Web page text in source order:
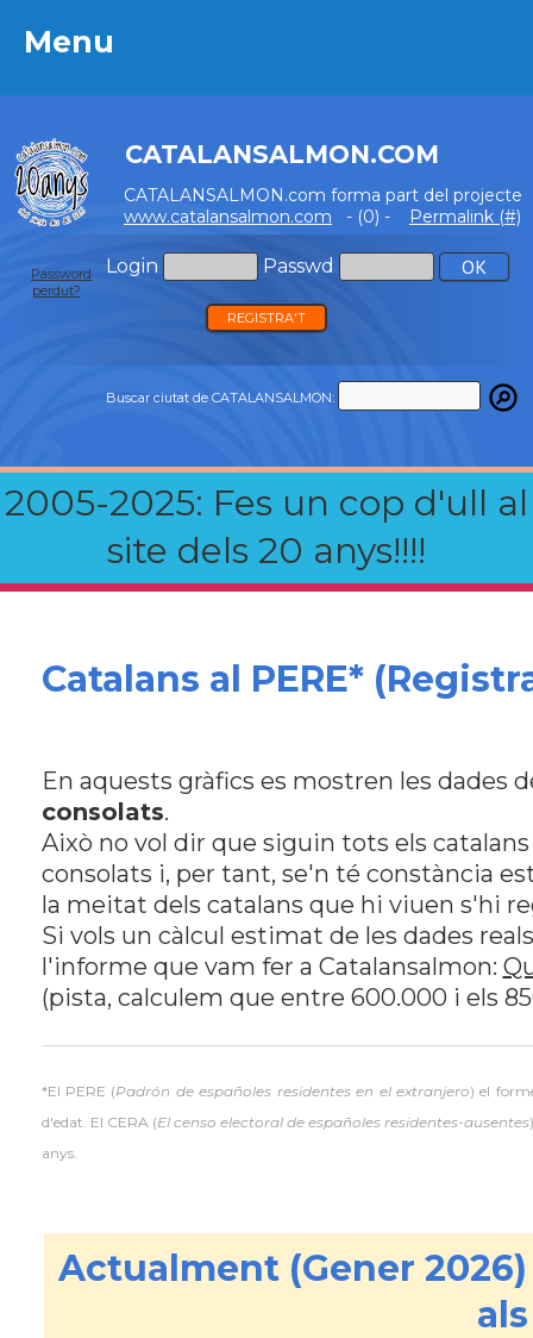
Menu
CATALANSALMON.COM
CATALANSALMON.com forma part del projecte
www.catalansalmon.com - (0) - Permalink (#)
Login Passwd
Password
perdut?
REGISTRA'T
Buscar ciutat de CATALANSALMON:
2005-2025: Fes un cop d'ull al
site dels 20 anys!!!!
Menu
Catalans al PERE*
En aquests gràfics es mostren les dades
consolats.
Això no vol dir que siguin tots els
consolats i, per tant, se'n té constància
la meitat dels catalans que hi viuen s'hi
Si vols un càlcul estimat de les dades
l'informe que vam fer a Catalansalmon:
(pista, calculem que entre 600.000 i els
*El PERE (Padrón de españoles residentes en el extranjero) el
d'edat. El CERA (El censo electoral de españoles residentes-ausentes
anys.
Actualment (Gener